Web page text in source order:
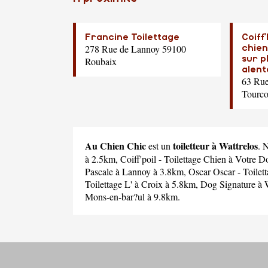
Francine Toilettage
278 Rue de Lannoy 59100
Roubaix
sur
63
Au Chien Chicest untoiletteur à Wattrelos.
à 2.5km, Coiff'poil - Toilettage Chien à Votre
Pascaleà Lannoy à 3.8km, Oscar Oscar -
Toilettage L' à Croix à 5.8km, Dog Signatureà
Mons-en-bar?ul à 9.8km.